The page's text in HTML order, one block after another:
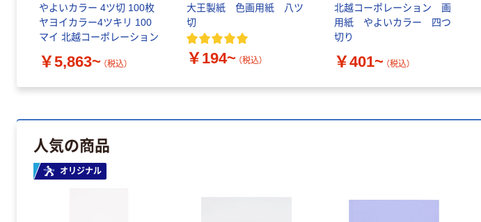
やよいカラー 4ツ切 100枚
ヤヨイカラー4ツキリ 100
マイ 北越コーポレーション
￥5,863~ （税込）
大王製紙 色画用紙 八ツ
切
￥194~ （税込）
北越コーポレーション 画
用紙 やよいカラー 四つ
切り
￥401~ （税込）
人気の商品
オリジナル